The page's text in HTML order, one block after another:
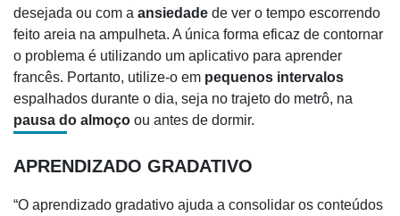
desejada ou com a ansiedade de ver o tempo escorrendo
feito areia na ampulheta. A única forma eficaz de contornar
o problema é utilizando um aplicativo para aprender
francês. Portanto, utilize-o em pequenos intervalos
espalhados durante o dia, seja no trajeto do metrô, na
pausa do almoço ou antes de dormir.
APRENDIZADO GRADATIVO
“O aprendizado gradativo ajuda a consolidar os conteúdos